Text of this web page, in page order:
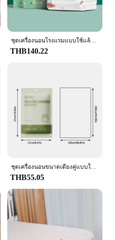
meticulously crafted to
stay for your
blend ensures a soft
and durable, promising
of sophistication to any
for hotels, B&Bs,
to elevate their guest
and Efficiency**
of the hospitality
are designed with
in mind. They are easy
your linens stay fresh and
variety of sizes
room configurations,
for your establishment.
stock up on wholesale
vendors and suppliers,
tailored to meet your
ชุดเครื่องนอนโรงแรมแบบใช้แล้วทิ้งแบบพกพาชุดปลอกหมอนสำหรับเดินทางผ้าหนาทำจากวัสดุไม่ทอคุณภาพสูง
THB140.22
ชุดเครื่องนอนขนาดเตียงคู่แบบใช้แล้วทิ้งสำหรับการเดินทางโรงแรมและการเดินทางเพื่อธุรกิจ sprei แบบพกพาและสะดวก
THB55.05